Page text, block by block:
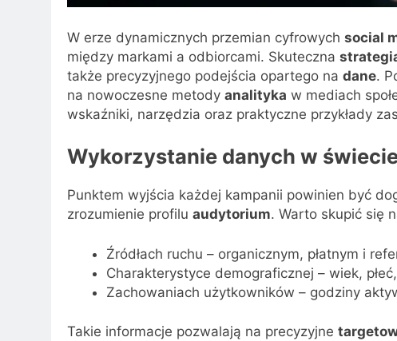
W erze dynamicznych przemian cyfrowych social
między markami a odbiorcami. Skuteczna
także precyzyjnego podejścia opartego na dane.
na nowoczesne metody analityka w mediach
wskaźniki, narzędzia oraz praktyczne przykłady
Wykorzystanie danych w
Punktem wyjścia każdej kampanii powinien być
zrozumienie profilu audytorium. Warto skupić się
Źródłach ruchu – organicznym, płatnym i
Charakterystyce demograficznej – wiek,
Zachowaniach użytkowników – godziny
Takie informacje pozwalają na precyzyjne